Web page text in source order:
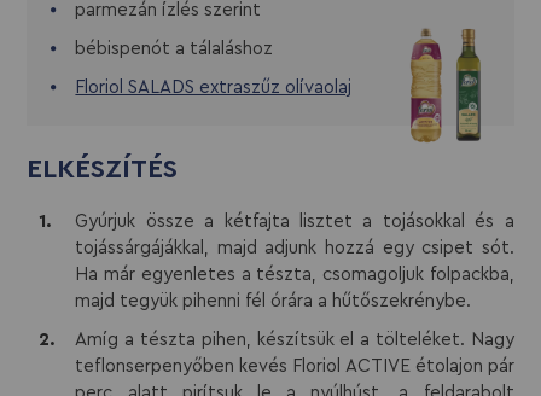
parmezán ízlés szerint
bébispenót a tálaláshoz
Floriol SALADS extraszűz olívaolaj
ELKÉSZÍTÉS
Gyúrjuk össze a kétfajta lisztet a tojásokkal és a
tojássárgájákkal, majd adjunk hozzá egy csipet sót.
Ha már egyenletes a tészta, csomagoljuk folpackba,
majd tegyük pihenni fél órára a hűtőszekrénybe.
Amíg a tészta pihen, készítsük el a tölteléket. Nagy
teflonserpenyőben kevés Floriol ACTIVE étolajon pár